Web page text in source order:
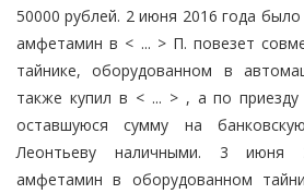
50000 рублей. 2 июня 2016 года
амфетамин в < ... > П. повезет
тайнике, оборудованном в
также купил в < ... > , а по
оставшуюся сумму на
Леонтьеву наличными. 3 июня
амфетамин в оборудованном